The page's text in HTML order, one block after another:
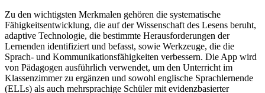
Zu den wichtigsten Merkmalen gehören die systematische
Fähigkeitsentwicklung, die auf der Wissenschaft des Lesens beruht,
adaptive Technologie, die bestimmte Herausforderungen der
Lernenden identifiziert und befasst, sowie Werkzeuge, die die
Sprach- und Kommunikationsfähigkeiten verbessern. Die App wird
von Pädagogen ausführlich verwendet, um den Unterricht im
Klassenzimmer zu ergänzen und sowohl englische Sprachlernende
(ELLs) als auch mehrsprachige Schüler mit evidenzbasierter